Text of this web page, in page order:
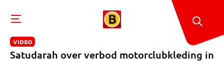
VIDEO
Satudarah over verbod motorclubkleding in